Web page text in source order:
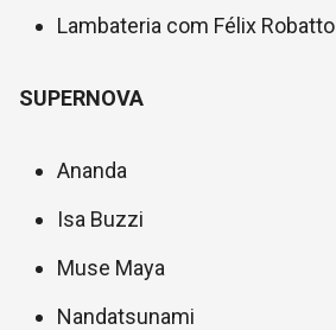
Lambateria com Félix Robatto
SUPERNOVA
Ananda
Isa Buzzi
Muse Maya
Nandatsunami